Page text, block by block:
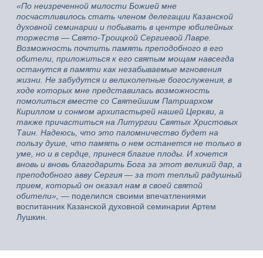
«По неизреченной милости Божией мне
посчастливилось стать членом делегации Казанской
духовной семинарии и побывать в центре юбилейных
торжеств — Свято-Троицкой Сергиевой Лавре.
Возможность почтить память преподобного в его
обители, приложиться к его святым мощам навсегда
останутся в памяти как незабываемые мгновения
жизни. Не забудутся и великолепные богослужения, в
ходе которых мне представилась возможность
помолиться вместе со Святейшим Патриархом
Кириллом и сонмом архипастырей нашей Церкви, а
также причаститься на Литургии Святых Христовых
Таин. Надеюсь, что это паломничество будет на
пользу душе, что память о нем останется не только в
уме, но и в сердце, принеся благие плоды. И хочется
вновь и вновь благодарить Бога за этот великий дар, а
преподобного авву Сергия — за тот теплый радушный
прием, который он оказал нам в своей святой
обители», — поделился своими впечатлениями
воспитанник Казанской духовной семинарии Артем
Лушкин.